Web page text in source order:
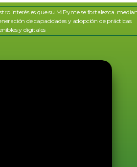
interés es que su MiPyme se fortalezca
de capacidades y adopción de prácticas
y digitales